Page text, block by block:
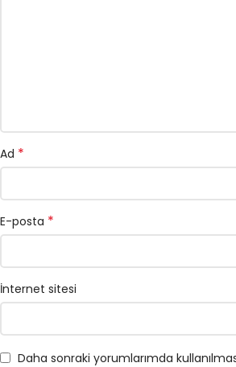
Ad *
E-posta *
İnternet sitesi
Daha sonraki yorumlarımda